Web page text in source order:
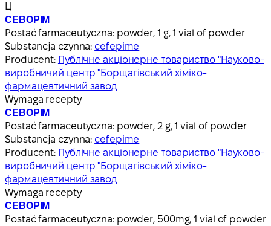
Ц
CEBOPIM
Postać farmaceutyczna: powder, 1 g, 1 vial of powder
Substancja czynna: cefepime
Producent: Публічне акціонерне товариство "Науково-
виробничий центр "Борщагівський хіміко-
фармацевтичний завод
Wymaga recepty
CEBOPIM
Postać farmaceutyczna: powder, 2 g, 1 vial of powder
Substancja czynna: cefepime
Producent: Публічне акціонерне товариство "Науково-
виробничий центр "Борщагівський хіміко-
фармацевтичний завод
Wymaga recepty
CEBOPIM
Postać farmaceutyczna: powder, 500mg, 1 vial of powder